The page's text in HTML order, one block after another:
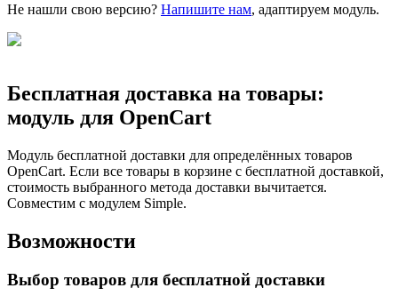
Не нашли свою версию? Напишите нам, адаптируем модуль.
Бесплатная доставка на товары:
модуль для OpenCart
Модуль бесплатной доставки для определённых товаров
OpenCart. Если все товары в корзине с бесплатной доставкой,
стоимость выбранного метода доставки вычитается.
Совместим с модулем Simple.
Возможности
Выбор товаров для бесплатной доставки